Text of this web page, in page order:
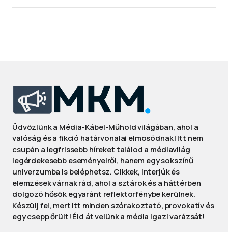
Üdvözlünk a Média-Kábel-Műhold világában, ahol a
valóság és a fikció határvonalai elmosódnak! Itt nem
csupán a legfrissebb híreket találod a médiavilág
legérdekesebb eseményeiről, hanem egy sokszínű
univerzumba is beléphetsz. Cikkek, interjúk és
elemzések várnak rád, ahol a sztárok és a háttérben
dolgozó hősök egyaránt reflektorfénybe kerülnek.
Készülj fel, mert itt minden szórakoztató, provokatív és
egy csepp őrült! Éld át velünk a média igazi varázsát!